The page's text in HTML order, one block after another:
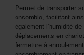
Permet de transporter
ensemble, facilitant
également l’humidité
déplacements en
fermeture à